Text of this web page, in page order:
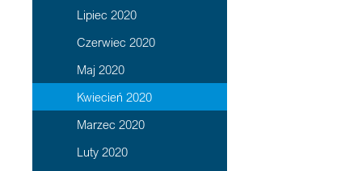
Lipiec 2020
Czerwiec 2020
Maj 2020
Kwiecień 2020
Marzec 2020
Luty 2020